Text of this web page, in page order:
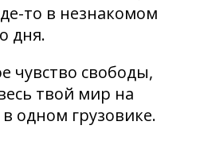
то в незнакомом
дня.
чувство свободы,
твой мир на
одном грузовике.